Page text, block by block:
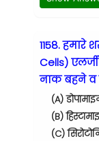
1158. हमारे
Cells)
नाक बहने व
(A)
(B)
(C)